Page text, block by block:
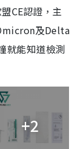
CE認證，主
及Delta
就能知道檢測
+2